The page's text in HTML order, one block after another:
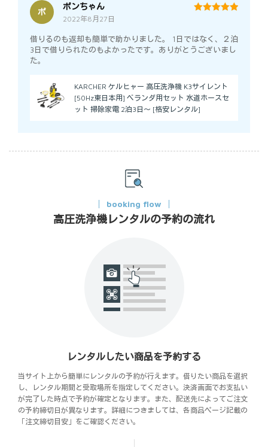
ポ
ポンちゃん
2022年8月27日
借りるのも返却も簡単で助かりました。 1日ではなく、２泊
3日で借りられたのもよかったです。ありがとうございまし
た。
KARCHER ケルヒャー 高圧洗浄機 K3サイレント
[50Hz東日本用] ベランダ用セット 水道ホースセ
ット 掃除家電 2泊3日～ [格安レンタル]
booking flow
高圧洗浄機レンタルの予約の流れ
レンタルしたい商品を予約する
当サイト上から簡単にレンタルの予約が行えます。借りたい商品を選択
し、レンタル期間と受取場所を指定してください。決済画面でお支払い
が完了した時点で予約が確定となります。また、配送先によってご注文
の予約締切日が異なります。詳細につきましては、各商品ページ記載の
「注文締切目安」をご確認ください。